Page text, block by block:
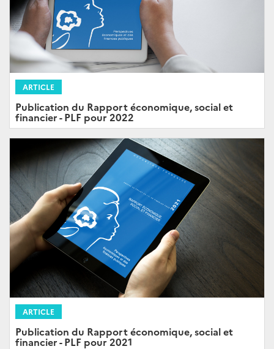
ARTICLE
Publication du Rapport économique, social et
financier - PLF pour 2022
ARTICLE
Publication du Rapport économique, social et
financier - PLF pour 2021